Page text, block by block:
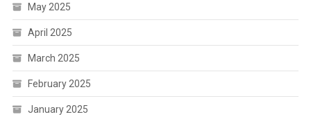
May 2025
April 2025
March 2025
February 2025
January 2025